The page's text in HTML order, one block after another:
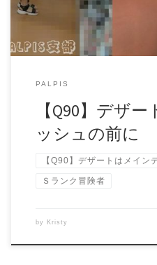
成功させろ ・二人組を狙え
れ 任務完遂で成功報酬 【い
式：mp4 解像度：1920×1080
収録時間：05：56 備考：多
る ・実在する場所、店、人
ジー ・物語の転売、再配布、
PALPIS
【Q90】デザ
ッシュの前に
【Q90】デザートはメイン
Ｓランク冒険者
by Kristy